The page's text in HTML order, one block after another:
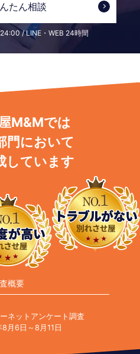
たん相談
/ LINE・WEB 24時間
M&Mでは
門において
しています
概要
ーネットアンケート調査
8月6日～8月11日